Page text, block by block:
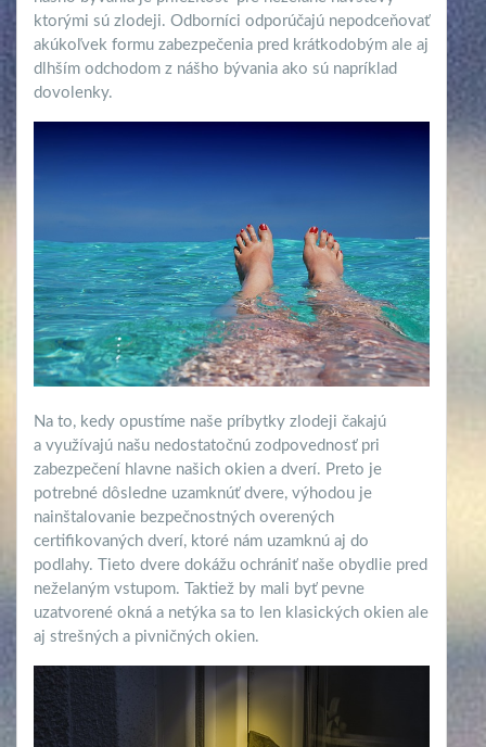
ktorými sú zlodeji. Odborníci odporúčajú nepodceňovať
akúkoľvek formu zabezpečenia pred krátkodobým ale aj
dlhším odchodom z nášho bývania ako sú napríklad
dovolenky.
Na to, kedy opustíme naše príbytky zlodeji čakajú
a využívajú našu nedostatočnú zodpovednosť pri
zabezpečení hlavne našich okien a dverí. Preto je
potrebné dôsledne uzamknúť dvere, výhodou je
nainštalovanie bezpečnostných overených
certifikovaných dverí, ktoré nám uzamknú aj do
podlahy. Tieto dvere dokážu ochrániť naše obydlie pred
neželaným vstupom. Taktiež by mali byť pevne
uzatvorené okná a netýka sa to len klasických okien ale
aj strešných a pivničných okien.